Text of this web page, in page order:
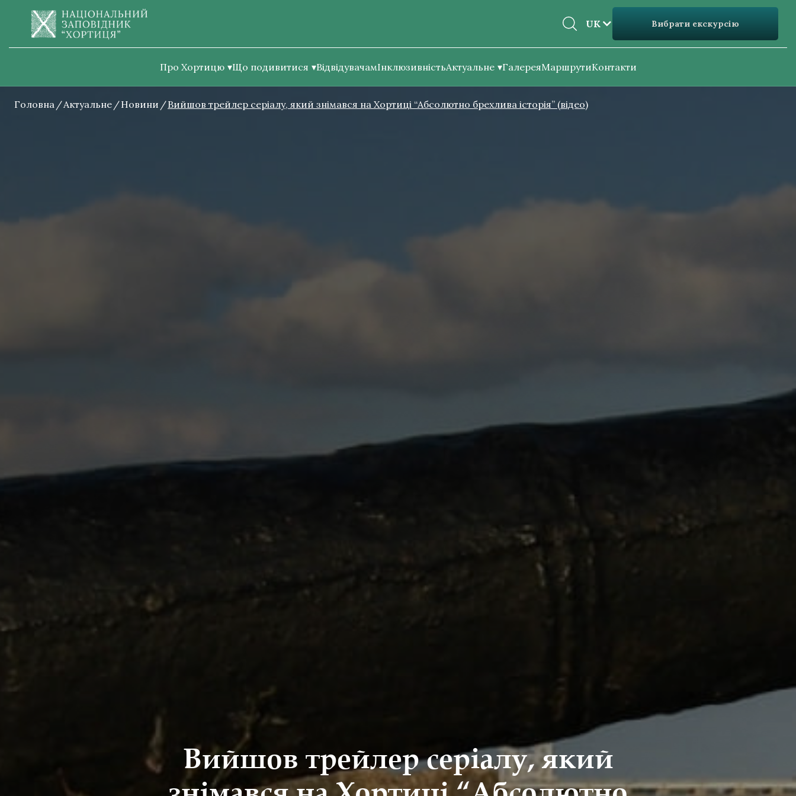
UK
EN
Вибрати екскурсію
Про Хортицю Що подивитися ВідвідувачамІнклюзивністьАктуальне ГалереяМаршрутиКонтакти
Головна Актуальне Новини Вийшов трейлер серіалу, який знімався на Хортиці “Абсолютно брехлива історія” (відео)
Вийшов трейлер серіалу, який